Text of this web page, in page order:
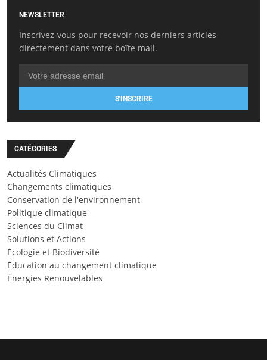
NEWSLETTER
Inscrivez-vous pour recevoir nos derniers articles
directement dans votre boîte mail.
S'INSCRIRE
CATÉGORIES
Actualités Climatiques
Changements climatiques
Conservation de l'environnement
Politique climatique
Sciences du Climat
Solutions et Actions
Écologie et Biodiversité
Éducation au changement climatique
Énergies Renouvelables